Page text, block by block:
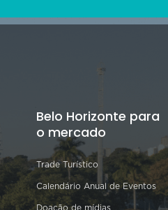
Belo Horizonte para
o mercado
Trade Turístico
Calendário Anual de Eventos
Doação de mídias